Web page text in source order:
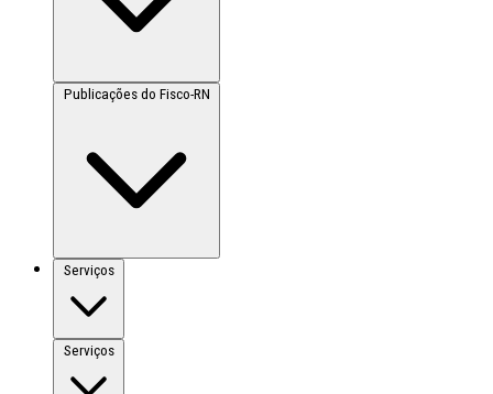
Publicações do Fisco-RN
Serviços
Serviços